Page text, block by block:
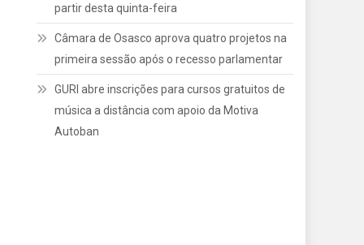
partir desta quinta-feira
Câmara de Osasco aprova quatro projetos na
primeira sessão após o recesso parlamentar
GURI abre inscrições para cursos gratuitos de
música a distância com apoio da Motiva
Autoban